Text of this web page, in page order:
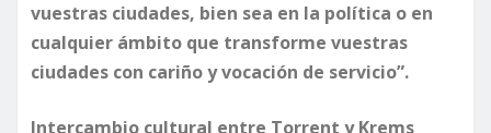
vuestras ciudades, bien sea en la política o en
cualquier ámbito que transforme vuestras
ciudades con cariño y vocación de servicio”.
Intercambio cultural entre Torrent y Krems